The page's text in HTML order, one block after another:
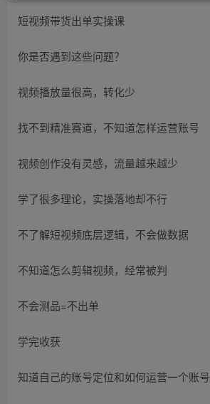
短视频带货出单实操课
你是否遇到这些问题？
视频播放量很高，转化少
找不到精准赛道，不知道怎样运营账号
视频创作没有灵感，流量越来越少
学了很多理论，实操落地却不行
不了解短视频底层逻辑，不会做数据
不知道怎么剪辑视频，经常被判
不会测品=不出单
学完收获
知道自己的账号定位和如何运营一个账号